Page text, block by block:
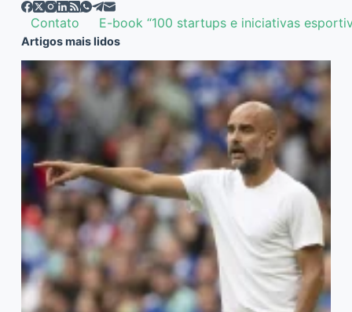
Contato E-book “100 startups e iniciativas
Artigos mais lidos